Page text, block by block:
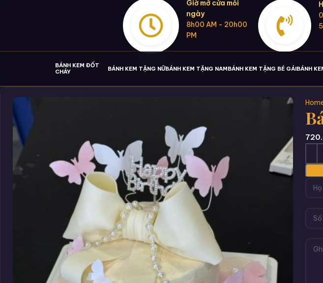
Giờ mở cửa mỗi
ngày
8h00 AM - 20h00
PM
BÁNH KEM ĐỐT
CHÁY
BÁNH KEM TẶNG NỮBÁNH KEM TẶNG NAMBÁNH KEM TẶNG BÉ GÁIBÁNH